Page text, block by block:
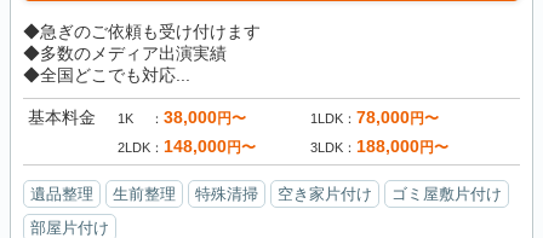
◆急ぎのご依頼も受け付けます
◆多数のメディア出演実績
◆全国どこでも対応...
基本料金 1K 38,000円〜 1LDK 78,000円〜
2LDK 148,000円〜 3LDK 188,000円〜
遺品整理 生前整理 特殊清掃 空き家片付け
ゴミ屋敷片付け
部屋片付け